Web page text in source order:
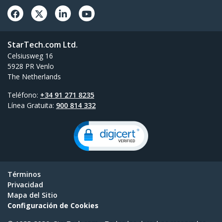
StarTech.com Ltd.
Celsiusweg 16
5928 PR Venlo
The Netherlands
Teléfono: +34 91 271 8235
Línea Gratuita: 900 814 332
Términos
Privacidad
Mapa del Sitio
Configuración de Cookies